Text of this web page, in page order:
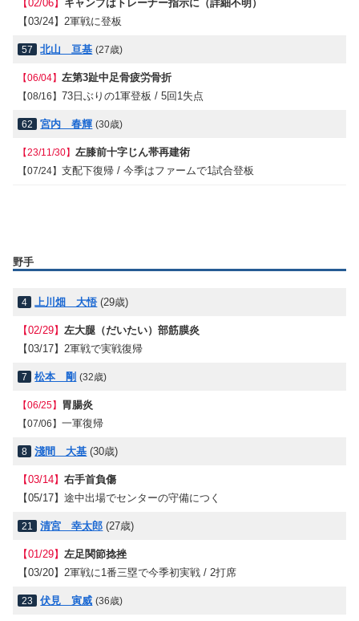
【02/06】 キャンプはトレーナー指示に（詳細不明）
【03/24】2軍戦に登板
57 北山 亘基 (27歳)
【06/04】左第3趾中足骨疲労骨折
【08/16】 73日ぶりの1軍登板 / 5回1失点
62 宮内 春輝 (30歳)
【23/11/30】左膝前十字じん帯再建術
【07/24】支配下復帰 / 今季はファームで1試合登板
野手
4 上川畑 大悟 (29歳)
【02/29】左大腿（だいたい）部筋膜炎
【03/17】 2軍戦で実戦復帰
7 松本 剛 (32歳)
【06/25】 胃腸炎
【07/06】一軍復帰
8 淺間 大基 (30歳)
【03/14】右手首負傷
【05/17】途中出場でセンターの守備につく
21 清宮 幸太郎 (27歳)
【01/29】左足関節捻挫
【03/20】 2軍戦に1番三塁で今季初実戦 / 2打席
23 伏見 寅威 (36歳)